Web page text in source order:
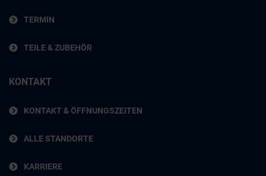
TERMIN
TEILE & ZUBEHÖR
KONTAKT
KONTAKT & ÖFFNUNGSZEITEN
ALLE STANDORTE
KARRIERE